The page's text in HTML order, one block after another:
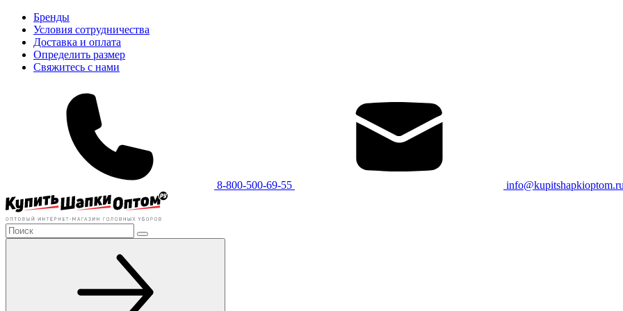
Бренды
Условия сотрудничества
Доставка и оплата
Определить размер
Свяжитесь с нами
8-800-500-69-55